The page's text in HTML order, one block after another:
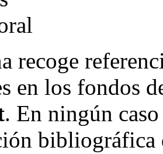
recoge
en los fondos
. En ningún
bibliográfica